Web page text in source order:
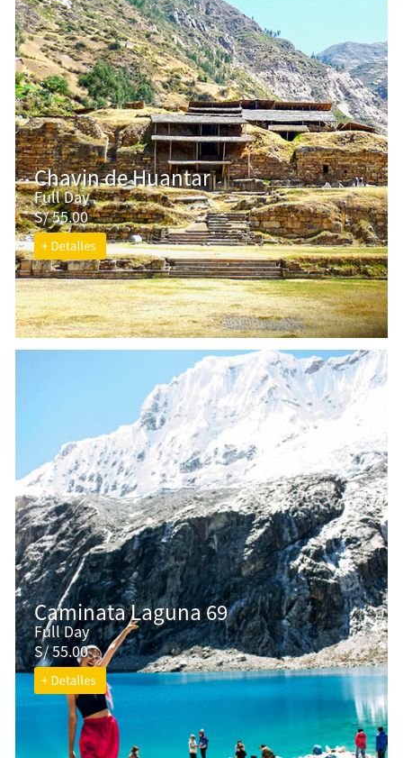
Chavin de Huantar
Full Day
S/ 55.00
Caminata Laguna 69
Full Day
S/ 55.00